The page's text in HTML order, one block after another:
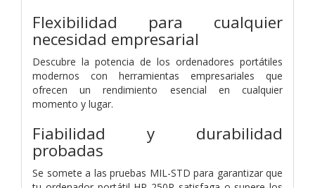
Flexibilidad para cualquier
necesidad empresarial
Descubre la potencia de los ordenadores portátiles
modernos con herramientas empresariales que
ofrecen un rendimiento esencial en cualquier
momento y lugar.
Fiabilidad y durabilidad
probadas
Se somete a las pruebas MIL-STD para garantizar que